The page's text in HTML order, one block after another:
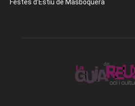
Festes d’Estiu de Masboquera